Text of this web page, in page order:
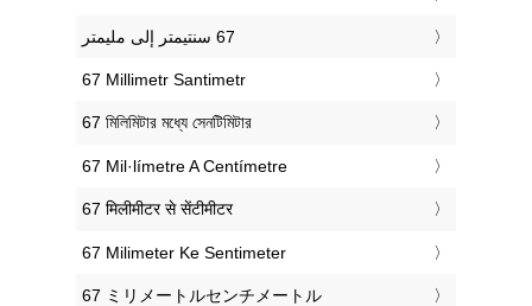
‎67 Millimetr Santimetr
‎67 মিলিমিটার মধ্যে সেনটিমিটার
‎67 Mil·límetre A Centímetre
‎67 मिलीमीटर से सेंटीमीटर
‎67 Milimeter Ke Sentimeter
‎67 ミリメートルセンチメートル